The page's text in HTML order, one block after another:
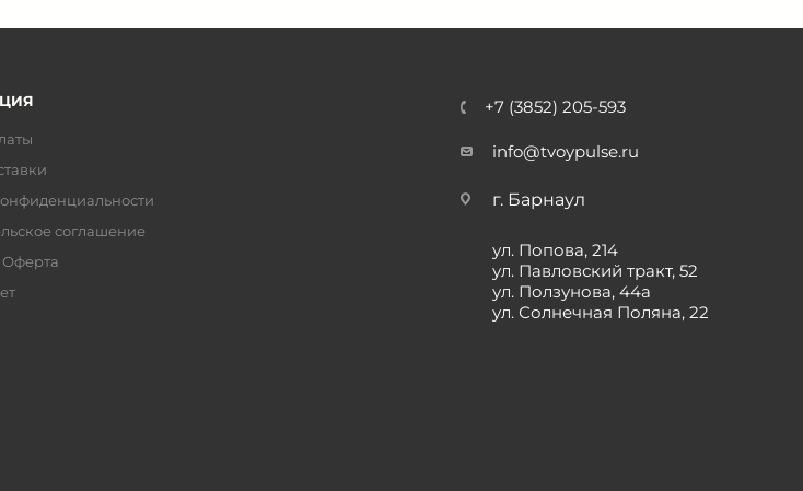
соглашение
+7 (3852) 205-593
info@tvoypulse.ru
г. Барнаул
ул. Попова, 214
ул. Павловский тракт, 52
ул. Ползунова, 44а
ул. Солнечная Поляна, 22